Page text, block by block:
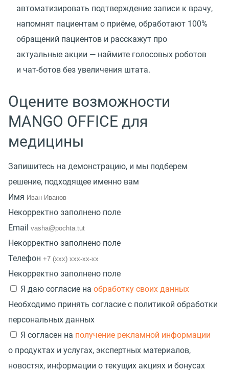
автоматизировать подтверждение записи к врачу,
напомнят пациентам о приёме, обработают 100%
обращений пациентов и расскажут про
актуальные акции — наймите голосовых роботов
и чат-ботов без увеличения штата.
Оцените возможности
MANGO OFFICE для
медицины
Запишитесь на демонстрацию, и мы подберем
решение, подходящее именно вам
Имя
Некорректно заполнено поле
Email
Некорректно заполнено поле
Телефон
Некорректно заполнено поле
Я даю согласие на обработку своих данных
Необходимо принять согласие с политикой обработки
персональных данных
Я согласен на получение рекламной информации
о продуктах и услугах, экспертных материалов,
новостях, информации о текущих акциях и бонусах